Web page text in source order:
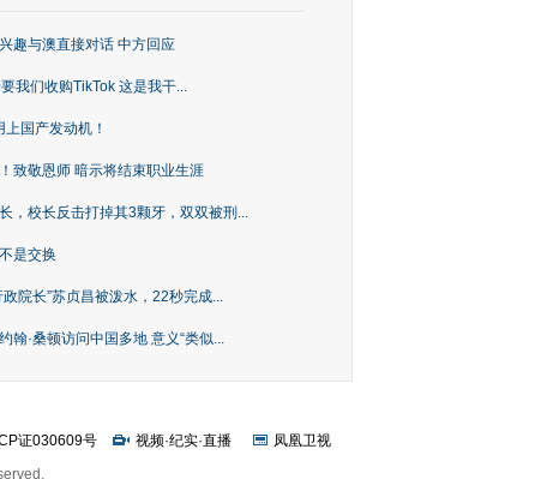
趣与澳直接对话 中方回应
我们收购TikTok 这是我干...
国产发动机！
致敬恩师 暗示将结束职业生涯
，校长反击打掉其3颗牙，双双被刑...
是交换
院长”苏贞昌被泼水，22秒完成...
翰·桑顿访问中国多地 意义“类似...
证030609号 视频·纪实·直播
凤凰卫视